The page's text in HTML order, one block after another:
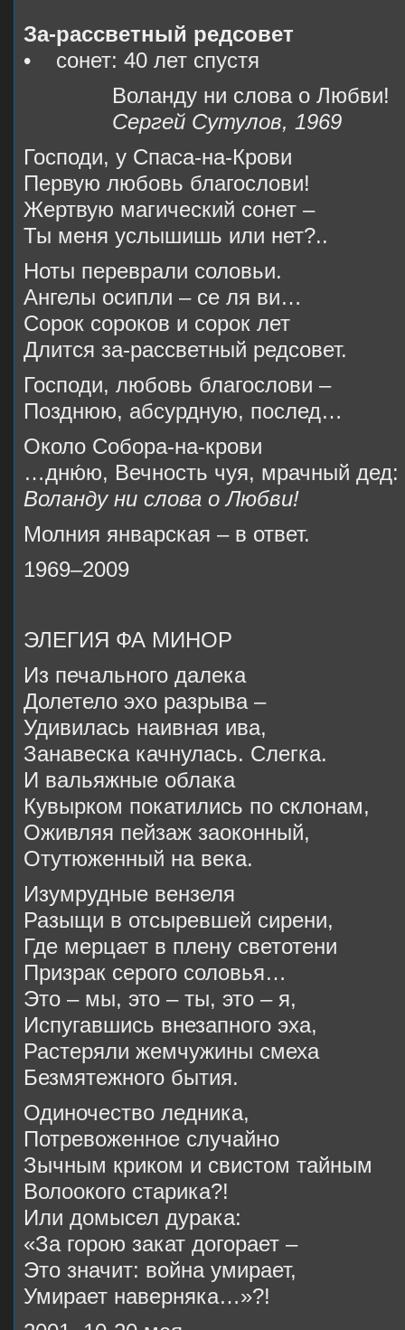
За-рассветный редсовет
• сонет: 40 лет спустя
Воланду ни слова о Любви!
Сергей Сутулов, 1969
Господи, у Спаса-на-Крови
Первую любовь благослови!
Жертвую магический сонет –
Ты меня услышишь или нет?..
Ноты переврали соловьи.
Ангелы осипли – се ля ви…
Сорок сороков и сорок лет
Длится за-рассветный редсовет.
Господи, любовь благослови –
Позднюю, абсурдную, послед…
Около Собора-на-крови
…дню́ю, Вечность чуя, мрачный дед:
Воланду ни слова о Любви!
Молния январская – в ответ.
1969–2009
ЭЛЕГИЯ ФА МИНОР
Из печального далека
Долетело эхо разрыва –
Удивилась наивная ива,
Занавеска качнулась. Слегка.
И вальяжные облака
Кувырком покатились по склонам,
Оживляя пейзаж заоконный,
Отутюженный на века.
Изумрудные вензеля
Разыщи в отсыревшей сирени,
Где мерцает в плену светотени
Призрак серого соловья…
Это – мы, это – ты, это – я,
Испугавшись внезапного эха,
Растеряли жемчужины смеха
Безмятежного бытия.
Одиночество ледника,
Потревоженное случайно
Зычным криком и свистом тайным
Волоокого старика?!
Или домысел дурака:
«За горою закат догорает –
Это значит: война умирает,
Умирает наверняка…»?!